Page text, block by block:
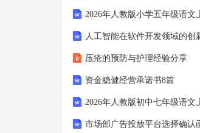
压疮的预防与护理经验分享
资金稳健经营承诺书8篇